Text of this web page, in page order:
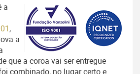
a
,
a
que a coroa vai ser entregue
combinado, no lugar certo e